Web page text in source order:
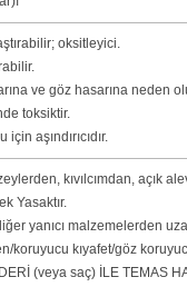
oksitleyici.
ve göz hasarına neden
toksiktir.
aşındırıcıdır.
kıvılcımdan, açık
Yasaktır.
yanıcı malzemelerden
koruyucu kıyafet/göz
(veya saç) İLE TEMAS